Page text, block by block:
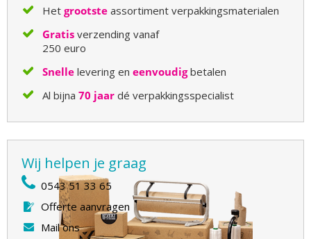
Het grootste assortiment verpakkingsmaterialen
Gratis verzending vanaf
250 euro
Snelle levering en eenvoudigbetalen
Al bijna 70 jaar dé verpakkingsspecialist
Wij helpen je graag
0543 51 33 65
Offerte aanvragen
Mail ons